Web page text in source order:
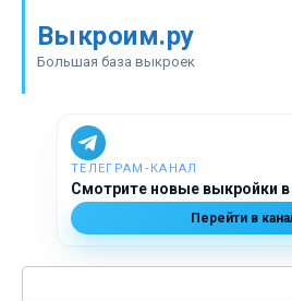
контенту
Выкроим.ру
Большая база выкроек
ТЕЛЕГРАМ‑КАНАЛ
Смотрите новые выкройки
Перейти в
Поиск: